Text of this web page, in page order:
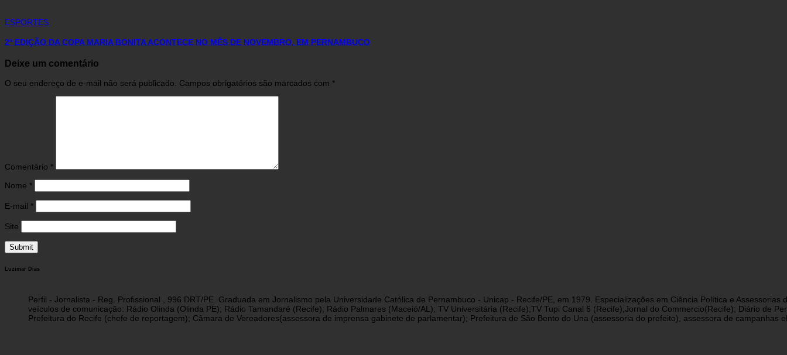
ESPORTES
2ª EDIÇÃO DA COPA MARIA BONITA ACONTECE NO MÊS DE NOVEMBRO, EM PERNAMBUCO
Deixe um comentário
O seu endereço de e-mail não será publicado. Campos obrigatórios são marcados com *
Comentário *
Nome *
E-mail *
Site
Luzimar Dias
Perfil - Jornalista - Reg. Profissional , 996 DRT/PE. Graduada em Jornalismo pela Universidade Católica de Pernambuco - Unicap - Recife/PE, em 1979. Especializações em Ciência Política e
veículos de comunicação: Rádio Olinda (Olinda PE); Rádio Tamandaré (Recife); Rádio Palmares (Maceió/AL); TV Universitária (Recife);TV Tupi Canal 6 (Recife);Jornal do Commercio(Recife); Diário de
Prefeitura do Recife (chefe de reportagem); Câmara de Vereadores(assessora de imprensa gabinete de parlamentar); Prefeitura de São Bento do Una (assessoria do prefeito), assessora de campanhas